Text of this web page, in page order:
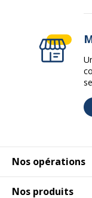
Nos opérations
Nos produits